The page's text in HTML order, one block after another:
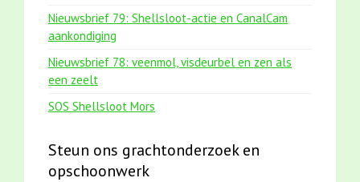
Nieuwsbrief 79: Shellsloot-actie en CanalCam
aankondiging
Nieuwsbrief 78: veenmol, visdeurbel en zen als
een zeelt
SOS Shellsloot Mors
Steun ons grachtonderzoek en
opschoonwerk